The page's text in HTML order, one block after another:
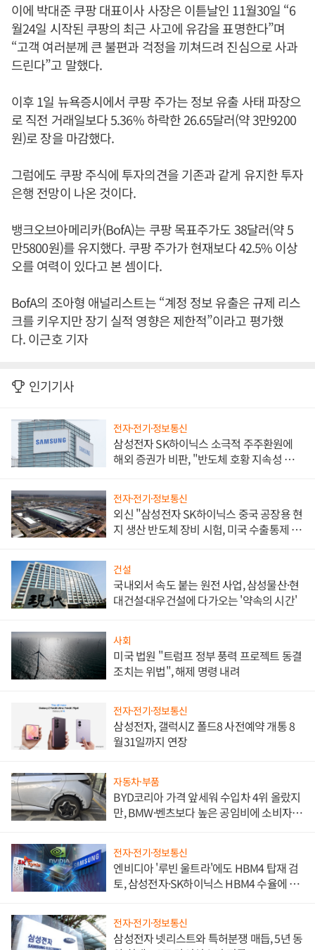
이에 박대준 쿠팡 대표이사 사장은 이튿날인 11월30일 “6
월24일 시작된 쿠팡의 최근 사고에 유감을 표명한다”며
“고객 여러분께 큰 불편과 걱정을 끼쳐드려 진심으로 사과
드린다”고 말했다.
이후 1일 뉴욕증시에서 쿠팡 주가는 정보 유출 사태 파장으
로 직전 거래일보다 5.36% 하락한 26.65달러(약 3만9200
원)로 장을 마감했다.
그럼에도 쿠팡 주식에 투자의견을 기존과 같게 유지한 투자
은행 전망이 나온 것이다.
뱅크오브아메리카(BofA)는 쿠팡 목표주가도 38달러(약 5
만5800원)를 유지했다. 쿠팡 주가가 현재보다 42.5% 이상
오를 여력이 있다고 본 셈이다.
BofA의 조아형 애널리스트는 “계정 정보 유출은 규제 리스
크를 키우지만 장기 실적 영향은 제한적”이라고 평가했
다. 이근호 기자
인기기사
전자·전기·정보통신
삼성전자 SK하이닉스 소극적 주주환원에
해외 증권가 비판, "반도체 호황 지속성 의
전자·전기·정보통신
외신 "삼성전자 SK하이닉스 중국 공장용 현
지 생산 반도체 장비 시험, 미국 수출통제 대
건설
국내외서 속도 붙는 원전 사업, 삼성물산·현
대건설·대우건설에 다가오는 '약속의 시간'
사회
미국 법원 "트럼프 정부 풍력 프로젝트 동결
조치는 위법", 해제 명령 내려
전자·전기·정보통신
삼성전자, 갤럭시Z 폴드8 사전예약 개통 8
월31일까지 연장
자동차·부품
BYD코리아 가격 앞세워 수입차 4위 올랐지
만, BMW·벤츠보다 높은 공임비에 소비자
전자·전기·정보통신
엔비디아 '루빈 울트라'에도 HBM4 탑재 검
토, 삼성전자·SK하이닉스 HBM4 수율에 주
전자·전기·정보통신
삼성전자 넷리스트와 특허분쟁 매듭, 5년 동